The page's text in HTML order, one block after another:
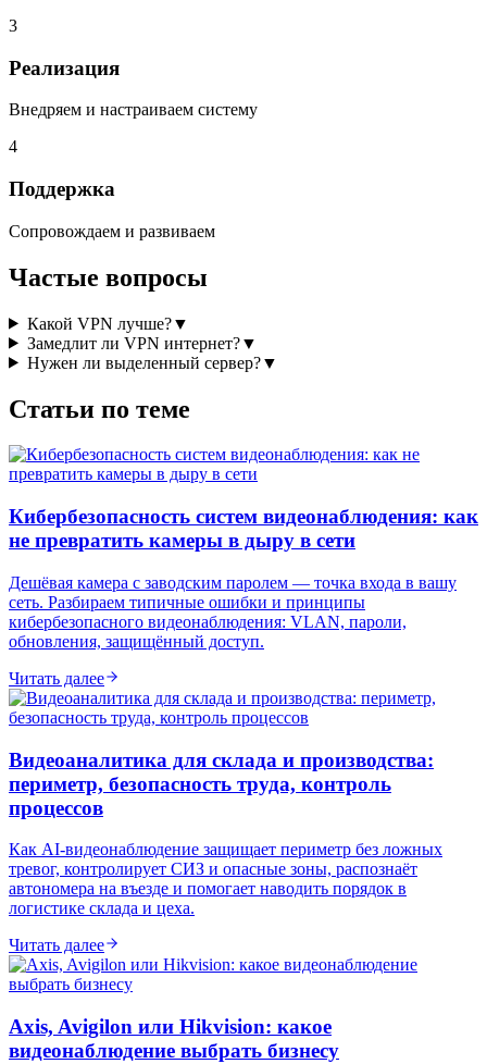
3
Реализация
Внедряем и настраиваем систему
4
Поддержка
Сопровождаем и развиваем
Частые вопросы
Какой VPN лучше?▼
Замедлит ли VPN интернет?▼
Нужен ли выделенный сервер?▼
Статьи по теме
Кибербезопасность систем видеонаблюдения: как
не превратить камеры в дыру в сети
Дешёвая камера с заводским паролем — точка входа в вашу
сеть. Разбираем типичные ошибки и принципы
кибербезопасного видеонаблюдения: VLAN, пароли,
обновления, защищённый доступ.
Читать далее
Видеоаналитика для склада и производства:
периметр, безопасность труда, контроль
процессов
Как AI-видеонаблюдение защищает периметр без ложных
тревог, контролирует СИЗ и опасные зоны, распознаёт
автономера на въезде и помогает наводить порядок в
логистике склада и цеха.
Читать далее
Axis, Avigilon или Hikvision: какое
видеонаблюдение выбрать бизнесу